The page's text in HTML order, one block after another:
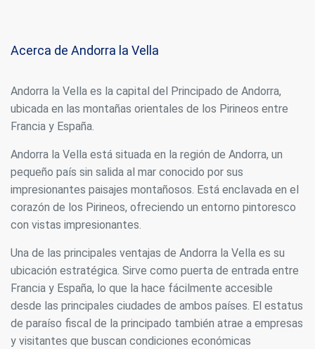
Acerca de Andorra la Vella
Andorra la Vella es la capital del Principado de Andorra,
ubicada en las montañas orientales de los Pirineos entre
Francia y España.
Andorra la Vella está situada en la región de Andorra, un
pequeño país sin salida al mar conocido por sus
impresionantes paisajes montañosos. Está enclavada en el
corazón de los Pirineos, ofreciendo un entorno pintoresco
con vistas impresionantes.
Una de las principales ventajas de Andorra la Vella es su
ubicación estratégica. Sirve como puerta de entrada entre
Francia y España, lo que la hace fácilmente accesible
desde las principales ciudades de ambos países. El estatus
de paraíso fiscal de la principado también atrae a empresas
y visitantes que buscan condiciones económicas
Este sitio web utiliza Cookies propias para recopilar
información con la finalidad de mejorar nuestros servicios.
Si continua navegando, supone la aceptación de la
instalación de las mismas. El usuario tiene la posibilidad
impedir que sean instaladas en su disco duro, aunque
deberá tener en cuenta que dicha acción podrá ocasionar
dificultades de navegación de la página web.
Analíticas y personalización
Permiten realizar el seguimiento y análisis del
información recogida mediante este tipo de cookies se
utiliza en la medición de la actividad de la web para la
elaboración de perfiles de navegación de los usuarios con
el fin de introducir mejoras en función del análisis de los
datos de uso que hacen los usuarios del servicio. Permiten
guardar la información de preferencia del usuario para
mejorar la calidad de nuestros servicios y para ofrecer una
mejor experiencia a través de productos recomendados.